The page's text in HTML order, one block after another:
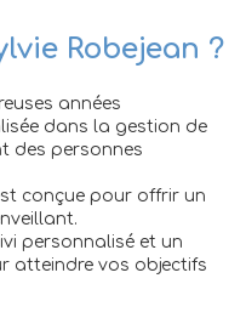
Robejean ?
années
dans la gestion de
des personnes
conçue pour offrir un
personnalisé et un
atteindre vos objectifs